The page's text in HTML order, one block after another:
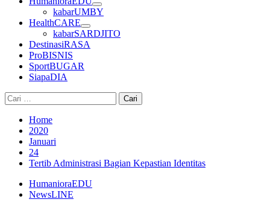
kabarUMBY
HealthCARE
kabarSARDJITO
DestinasiRASA
ProBISNIS
SportBUGAR
SiapaDIA
Cari
untuk:
Home
2020
Januari
24
Tertib Administrasi Bagian Kepastian Identitas
HumanioraEDU
NewsLINE